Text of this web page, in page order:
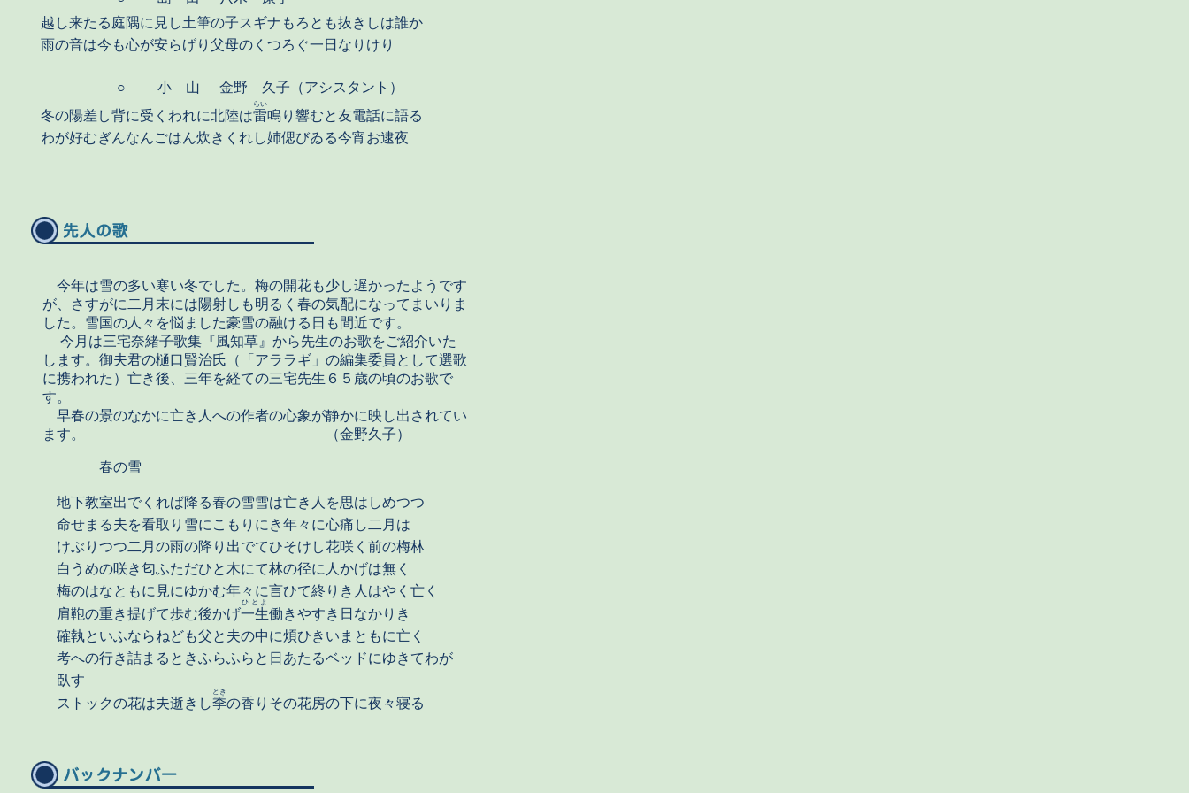
越し来たる庭隅に見し土筆の子スギナもろとも抜きしは誰か
雨の音は今も心が安らげり父母のくつろぐ一日なりけり
○ 小 山
金野 久子（アシスタント）
冬の陽差し背に受くわれに北陸は雷
らい
鳴り響むと友電話に語る
わが好むぎんなんごはん炊きくれし姉偲びゐる今宵お逮夜
今年は雪の多い寒い冬でした。梅の開花も少し遅かったようです
が、さすがに二月末には陽射しも明るく春の気配になってまいりま
した。雪国の人々を悩ました豪雪の融ける日も間近です。
します。御夫君の樋口賢治氏（「アララギ」の編集委員として選歌
に携われた）亡き後、三年を経ての三宅先生６５歳の頃のお歌で
す。
早春の景のなかに亡き人への作者の心象が静かに映し出されてい
ます。 （金野久子）
春の雪
地下教室出でくれば降る春の雪雪は亡き人を思はしめつつ
命せまる夫を看取り雪にこもりにき年々に心痛し二月は
けぶりつつ二月の雨の降り出でてひそけし花咲く前の梅林
白うめの咲き匂ふただひと木にて林の径に人かげは無く
梅のはなともに見にゆかむ年々に言ひて終りき人はやく亡く
肩鞄の重き提げて歩む後かげ一生
ひとよ
働きやすき日なかりき
確執といふならねども父と夫の中に煩ひきいまともに亡く
考への行き詰まるときふらふらと日あたるベッドにゆきてわが
臥す
ストックの花は夫逝きし季
とき
の香りその花房の下に夜々寝る